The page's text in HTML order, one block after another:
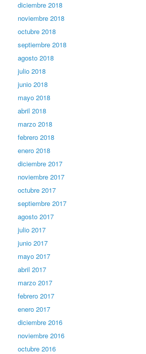
diciembre 2018
noviembre 2018
octubre 2018
septiembre 2018
agosto 2018
julio 2018
junio 2018
mayo 2018
abril 2018
marzo 2018
febrero 2018
enero 2018
diciembre 2017
noviembre 2017
octubre 2017
septiembre 2017
agosto 2017
julio 2017
junio 2017
mayo 2017
abril 2017
marzo 2017
febrero 2017
enero 2017
diciembre 2016
noviembre 2016
octubre 2016